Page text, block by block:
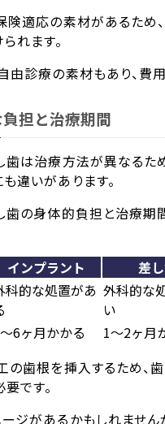
険適応の素材があるため
れます。
由診療の素材もあり、費
担と治療期間
歯は治療方法が異なるた
違いがあります。
歯の身体的負担と治療期
インプラント
差
科的な処置があ 外科的な
い
6ヶ月かかる
1～2ヶ月
の歯根を挿入するため、
です。
ジがあるかもしれません